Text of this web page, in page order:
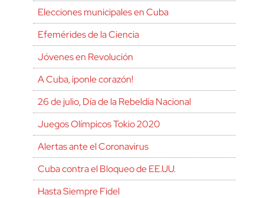
Elecciones municipales en Cuba
Efemérides de la Ciencia
Jóvenes en Revolución
A Cuba, ¡ponle corazón!
26 de julio, Día de la Rebeldía Nacional
Juegos Olímpicos Tokio 2020
Alertas ante el Coronavirus
Cuba contra el Bloqueo de EE.UU.
Hasta Siempre Fidel